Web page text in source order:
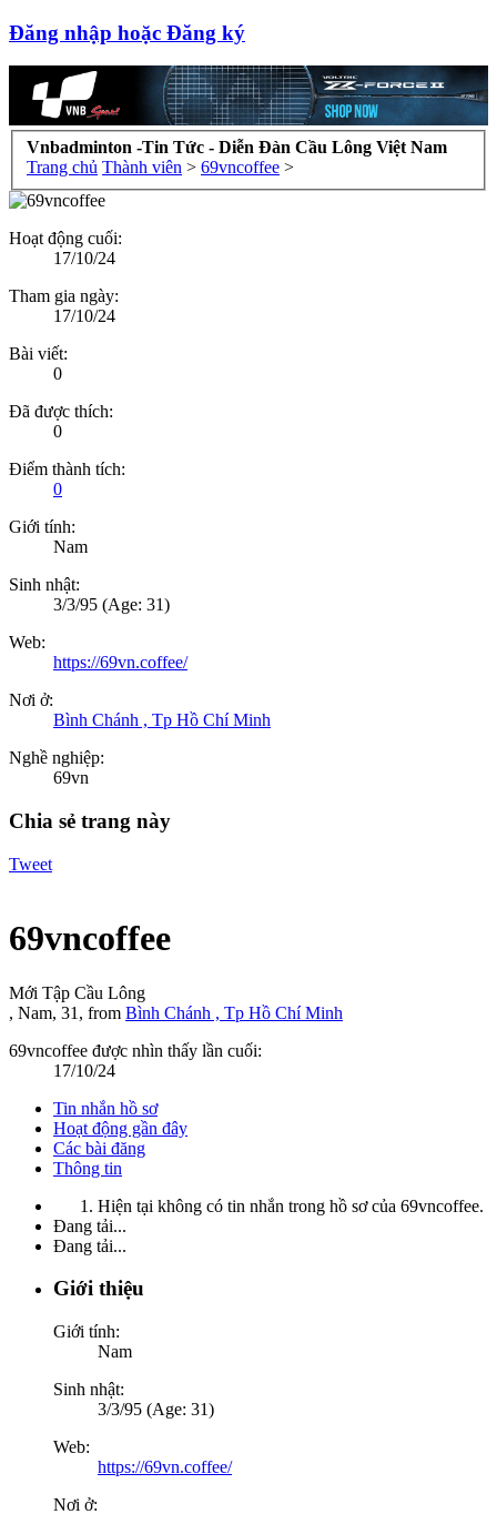
Đăng nhập hoặc Đăng ký
Vnbadminton -Tin Tức - Diễn Đàn Cầu Lông Việt Nam
Trang chủ Thành viên > 69vncoffee >
Hoạt động cuối:
17/10/24
Tham gia ngày:
17/10/24
Bài viết:
0
Đã được thích:
0
Điểm thành tích:
0
Giới tính:
Nam
Sinh nhật:
3/3/95 (Age: 31)
Web:
https://69vn.coffee/
Nơi ở:
Bình Chánh , Tp Hồ Chí Minh
Nghề nghiệp:
69vn
Chia sẻ trang này
Tweet
69vncoffee
Mới Tập Cầu Lông
, Nam, 31, from Bình Chánh , Tp Hồ Chí Minh
69vncoffee được nhìn thấy lần cuối:
17/10/24
Tin nhắn hồ sơ
Hoạt động gần đây
Các bài đăng
Thông tin
Hiện tại không có tin nhắn trong hồ sơ của 69vncoffee.
Đang tải...
Đang tải...
Giới thiệu
Giới tính:
Nam
Sinh nhật:
3/3/95 (Age: 31)
Web:
https://69vn.coffee/
Nơi ở: